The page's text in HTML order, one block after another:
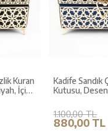
Kuran
İçi
Kadife Sandık
Kutusu,
1.100,00 TL
880,00 TL